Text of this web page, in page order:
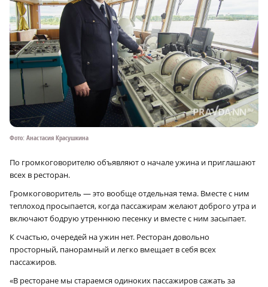
Фото: Анастасия Красушкина
По громкоговорителю объявляют о начале ужина и приглашают
всех в ресторан.
Громкоговоритель — это вообще отдельная тема. Вместе с ним
теплоход просыпается, когда пассажирам желают доброго утра и
включают бодрую утреннюю песенку и вместе с ним засыпает.
К счастью, очередей на ужин нет. Ресторан довольно
просторный, панорамный и легко вмещает в себя всех
пассажиров.
«В ресторане мы стараемся одиноких пассажиров сажать за